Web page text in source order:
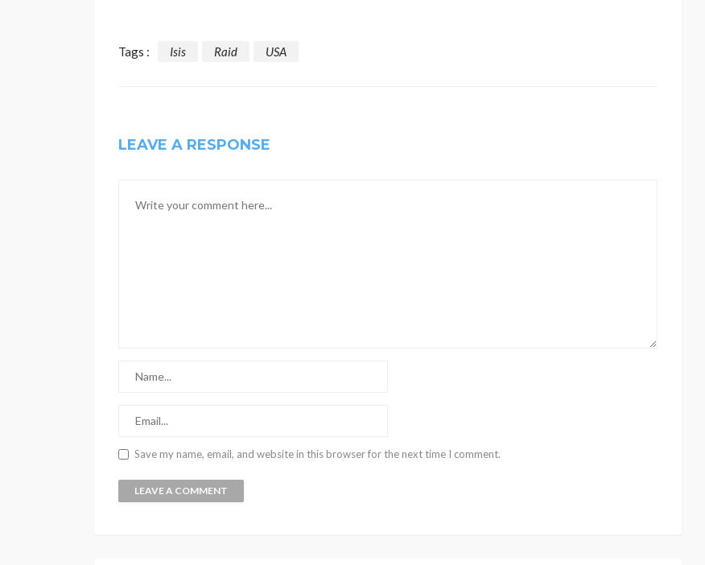
Tags : Isis Raid USA
LEAVE A RESPONSE
Save my name, email, and website in this browser for the next time I comment.